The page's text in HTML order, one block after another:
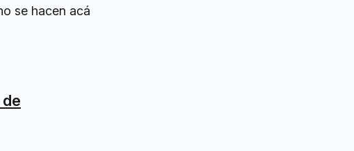
se hacen acá